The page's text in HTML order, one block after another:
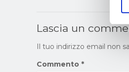
Lascia un
Il tuo indirizzo email non
Commento *